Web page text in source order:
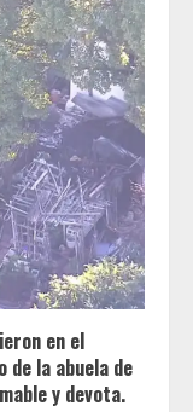
en el
de la abuela de
y devota.